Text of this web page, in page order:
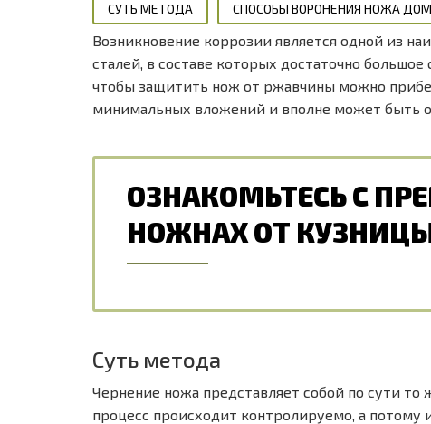
СУТЬ МЕТОДА СПОСОБЫ ВОРОНЕНИЯ НОЖА
Возникновение коррозии является одной из
сталей, в составе которых достаточно
чтобы защитить нож от ржавчины можно
минимальных вложений и вполне может быть
ОЗНАКОМЬТЕСЬ С
НОЖНАХ ОТ
Суть метода
Чернение ножа представляет собой по сути то
процесс происходит контролируемо, а потому